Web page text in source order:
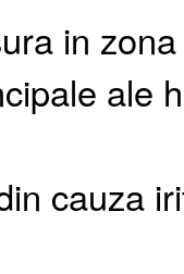
in
ale
cauza